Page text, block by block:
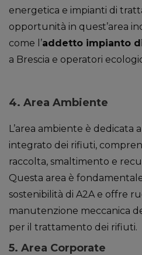
energetica e impianti di
opportunità in quest’area
come l’addetto impianto
a Brescia e operatori
4. Area Ambiente
L’area ambiente è dedicata
integrato dei rifiuti,
raccolta, smaltimento e
Questa area è
sostenibilità di A2A e offre
manutenzione meccanica
per il trattamento dei rifiuti.
5. Area Corporate